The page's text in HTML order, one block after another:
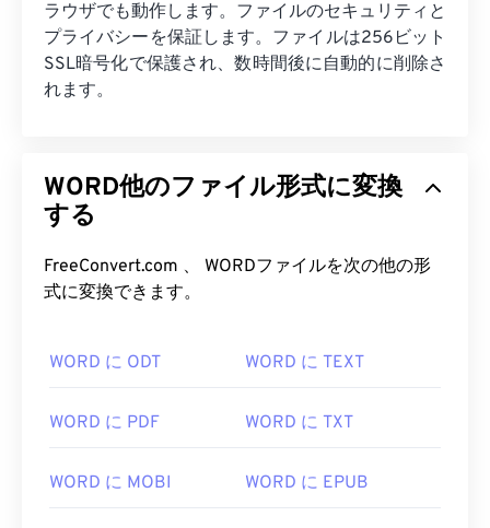
ラウザでも動作します。ファイルのセキュリティと
プライバシーを保証します。ファイルは256ビット
SSL暗号化で保護され、数時間後に自動的に削除さ
れます。
WORD他のファイル形式に変換
する
FreeConvert.com 、 WORDファイルを次の他の形
式に変換できます。
WORD に ODT WORD に TEXT
WORD に PDF WORD に TXT
WORD に MOBI WORD に EPUB